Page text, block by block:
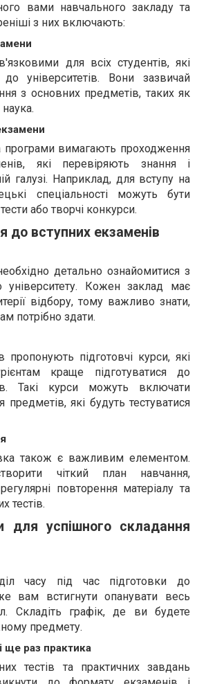
вами навчального закладу та
з них включають:
для всіх студентів, які
університетів. Вони зазвичай
з основних предметів, таких як
програми вимагають проходження
які перевіряють знання і
галузі. Наприклад, для вступу на
спеціальності можуть бути
або творчі конкурси.
до вступних екзаменів
детально ознайомитися з
університету. Кожен заклад має
відбору, тому важливо знати,
потрібно здати.
пропонують підготовчі курси, які
краще підготуватися до
Такі курси можуть включати
предметів, які будуть тестуватися
також є важливим елементом.
чіткий план навчання,
повторення матеріалу та
тестів.
для успішного складання
часу під час підготовки до
вам встигнути опанувати весь
Складіть графік, де ви будете
предмету.
ще раз практика
тестів та практичних завдань